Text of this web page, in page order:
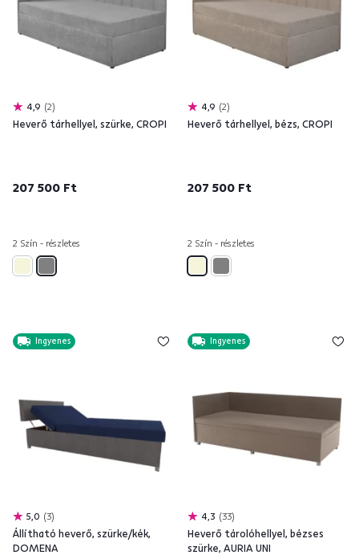
4,9 2
Heverő tárhellyel, szürke, CROPI
207 500 Ft
2 Szín - részletes
4,9 2
Heverő tárhellyel, bézs, CROPI
207 500 Ft
2 Szín - részletes
Ingyenes
5,0 3
Állítható heverő, szürke/kék,
DOMENA
Ingyenes
4,3 33
Heverő tárolóhellyel, bézses
szürke, AURIA UNI